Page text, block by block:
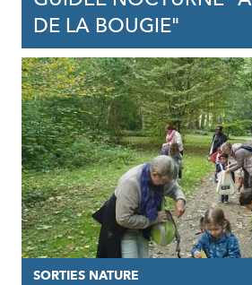
DE LA BOUGIE"
SORTIES NATURE